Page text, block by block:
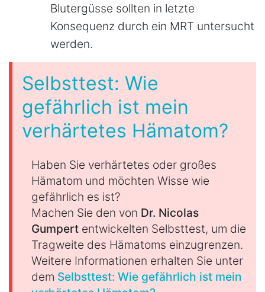
Blutergüsse sollten in letzte
Konsequenz durch ein MRT untersucht
werden.
Selbsttest: Wie
gefährlich ist mein
verhärtetes Hämatom?
Haben Sie verhärtetes oder großes
Hämatom und möchten Wisse wie
gefährlich es ist?
Machen Sie den von Dr. Nicolas
Gumpert entwickelten Selbsttest, um die
Tragweite des Hämatoms einzugrenzen.
Weitere Informationen erhalten Sie unter
dem Selbsttest: Wie gefährlich ist mein